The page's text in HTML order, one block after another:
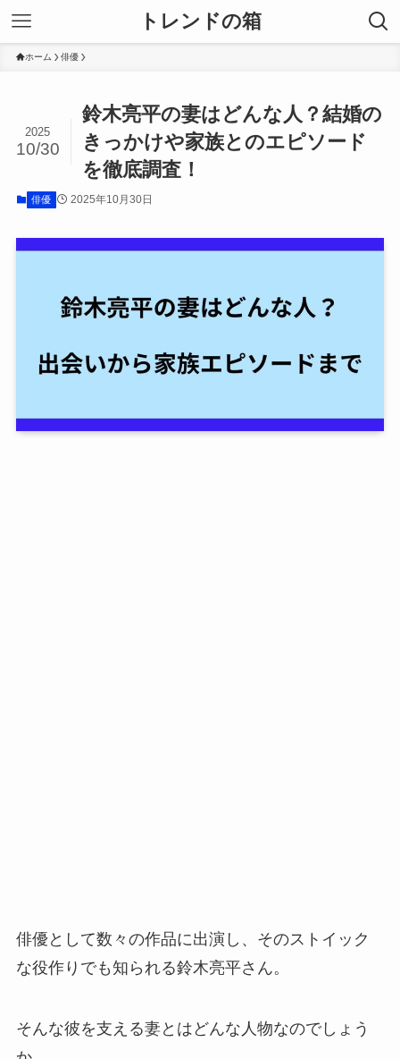
トレンドの箱
ホーム 俳優
鈴木亮平の妻はどんな人？結婚の
きっかけや家族とのエピソード
を徹底調査！
2025
10/30
俳優 2025年10月30日
俳優として数々の作品に出演し、そのストイック
な役作りでも知られる鈴木亮平さん。
そんな彼を支える妻とはどんな人物なのでしょう